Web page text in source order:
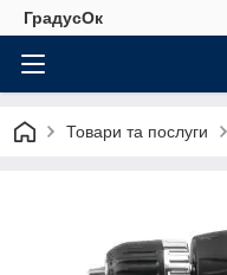
ГрадусОк
Товари та послуги